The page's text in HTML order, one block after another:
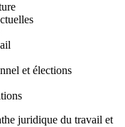
et élections
juridique du travail et